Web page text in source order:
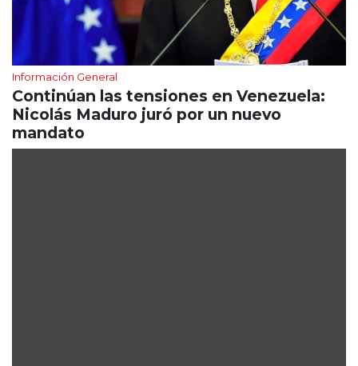
Información General
Continúan las tensiones en Venezuela:
Nicolás Maduro juró por un nuevo
mandato